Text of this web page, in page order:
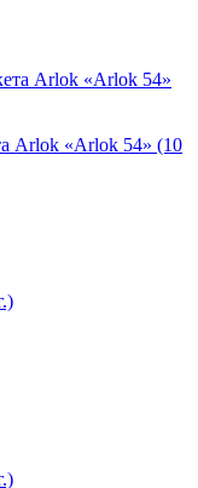
Arlok «Arlok 54» (10